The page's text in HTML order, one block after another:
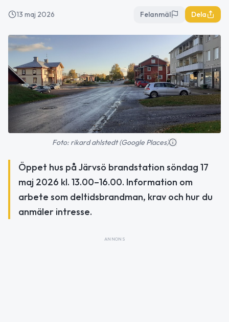
13 maj 2026 Felanmäl Dela
Foto: rikard ahlstedt (Google Places)
Öppet hus på Järvsö brandstation söndag 17
maj 2026 kl. 13.00–16.00. Information om
arbete som deltidsbrandman, krav och hur du
anmäler intresse.
ANNONS